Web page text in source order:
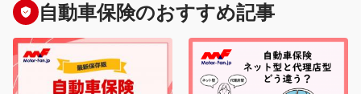
自動車保険のおすすめ記事